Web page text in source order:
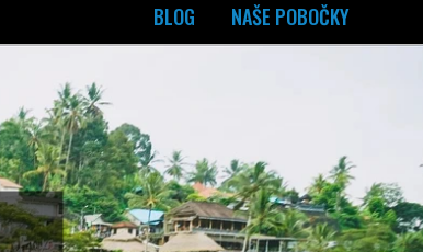
BLOG NAŠE POBOČKY